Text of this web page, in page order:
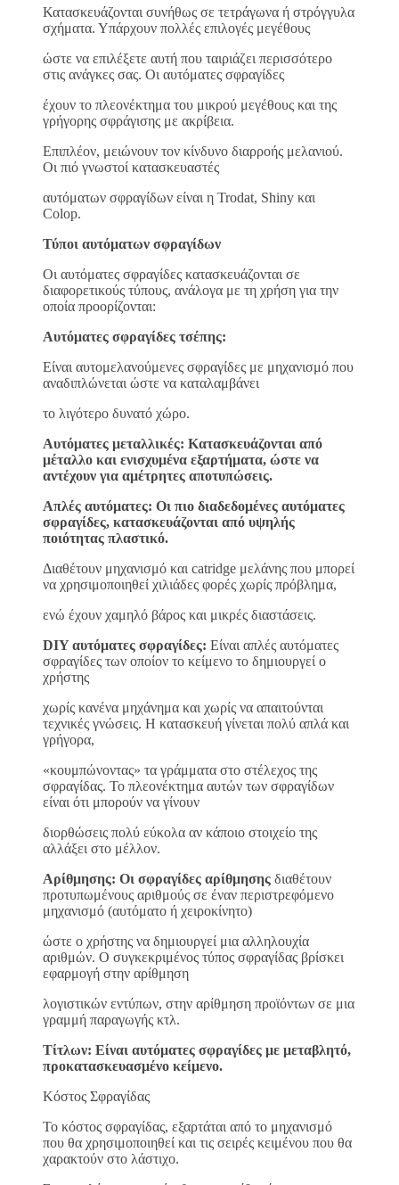
Κατασκευάζονται συνήθως σε τετράγωνα ή στρόγγυλα
σχήματα. Υπάρχουν πολλές επιλογές μεγέθους
ώστε να επιλέξετε αυτή που ταιριάζει περισσότερο
στις ανάγκες σας. Οι αυτόματες σφραγίδες
έχουν το πλεονέκτημα του μικρού μεγέθους και της
γρήγορης σφράγισης με ακρίβεια.
Επιπλέον, μειώνουν τον κίνδυνο διαρροής μελανιού.
Οι πιό γνωστοί κατασκευαστές
αυτόματων σφραγίδων είναι η Trodat, Shiny και
Colop.
Τύποι αυτόματων σφραγίδων
Οι αυτόματες σφραγίδες κατασκευάζονται σε
διαφορετικούς τύπους, ανάλογα με τη χρήση για την
οποία προορίζονται:
Αυτόματες σφραγίδες τσέπης:
Είναι αυτομελανούμενες σφραγίδες με μηχανισμό που
αναδιπλώνεται ώστε να καταλαμβάνει
το λιγότερο δυνατό χώρο.
Αυτόματες μεταλλικές: Κατασκευάζονται από
μέταλλο και ενισχυμένα εξαρτήματα, ώστε να
αντέχουν για αμέτρητες αποτυπώσεις.
Απλές αυτόματες: Οι πιο διαδεδομένες αυτόματες
σφραγίδες, κατασκευάζονται από υψηλής
ποιότητας πλαστικό.
Διαθέτουν μηχανισμό και catridge μελάνης που μπορεί
να χρησιμοποιηθεί χιλιάδες φορές χωρίς πρόβλημα,
ενώ έχουν χαμηλό βάρος και μικρές διαστάσεις.
DIY αυτόματες σφραγίδες: Είναι απλές αυτόματες
σφραγίδες των οποίον το κείμενο το δημιουργεί ο
χρήστης
χωρίς κανένα μηχάνημα και χωρίς να απαιτούνται
τεχνικές γνώσεις. Η κατασκευή γίνεται πολύ απλά και
γρήγορα,
«κουμπώνοντας» τα γράμματα στο στέλεχος της
σφραγίδας. Το πλεονέκτημα αυτών των σφραγίδων
είναι ότι μπορούν να γίνουν
διορθώσεις πολύ εύκολα αν κάποιο στοιχείο της
αλλάξει στο μέλλον.
Αρίθμησης: Οι σφραγίδες αρίθμησης διαθέτουν
προτυπωμένους αριθμούς σε έναν περιστρεφόμενο
μηχανισμό (αυτόματο ή χειροκίνητο)
ώστε ο χρήστης να δημιουργεί μια αλληλουχία
αριθμών. Ο συγκεκριμένος τύπος σφραγίδας βρίσκει
εφαρμογή στην αρίθμηση
λογιστικών εντύπων, στην αρίθμηση προϊόντων σε μια
γραμμή παραγωγής κτλ.
Τίτλων: Είναι αυτόματες σφραγίδες με μεταβλητό,
προκατασκευασμένο κείμενο.
Κόστος Σφραγίδας
Το κόστος σφραγίδας, εξαρτάται από το μηχανισμό
που θα χρησιμοποιηθεί και τις σειρές κειμένου που θα
χαρακτούν στο λάστιχο.